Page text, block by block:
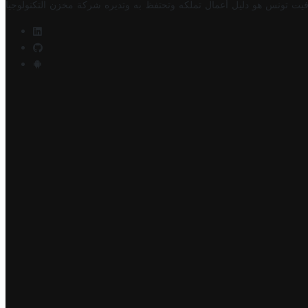
تونس هو دليل أعمال تملكه وتحتفظ به وتديره شركة مخزن التكنولوجيا